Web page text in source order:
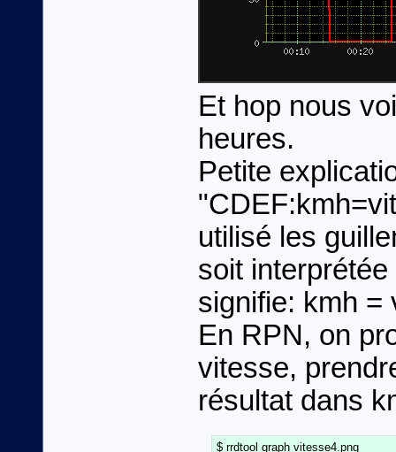
Et hop nous
heures.
Petite
utilisé les
soit
signifie: kmh =
En RPN, on
vitesse,
résultat dans
$ rrdtool graph vitesse4.png